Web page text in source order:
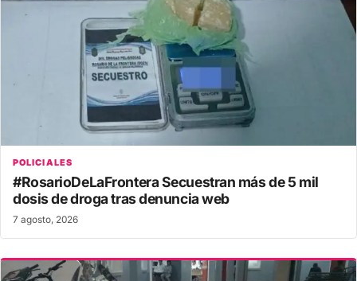
POLICIALES
#RosarioDeLaFrontera Secuestran más de 5 mil
dosis de droga tras denuncia web
7 agosto, 2026